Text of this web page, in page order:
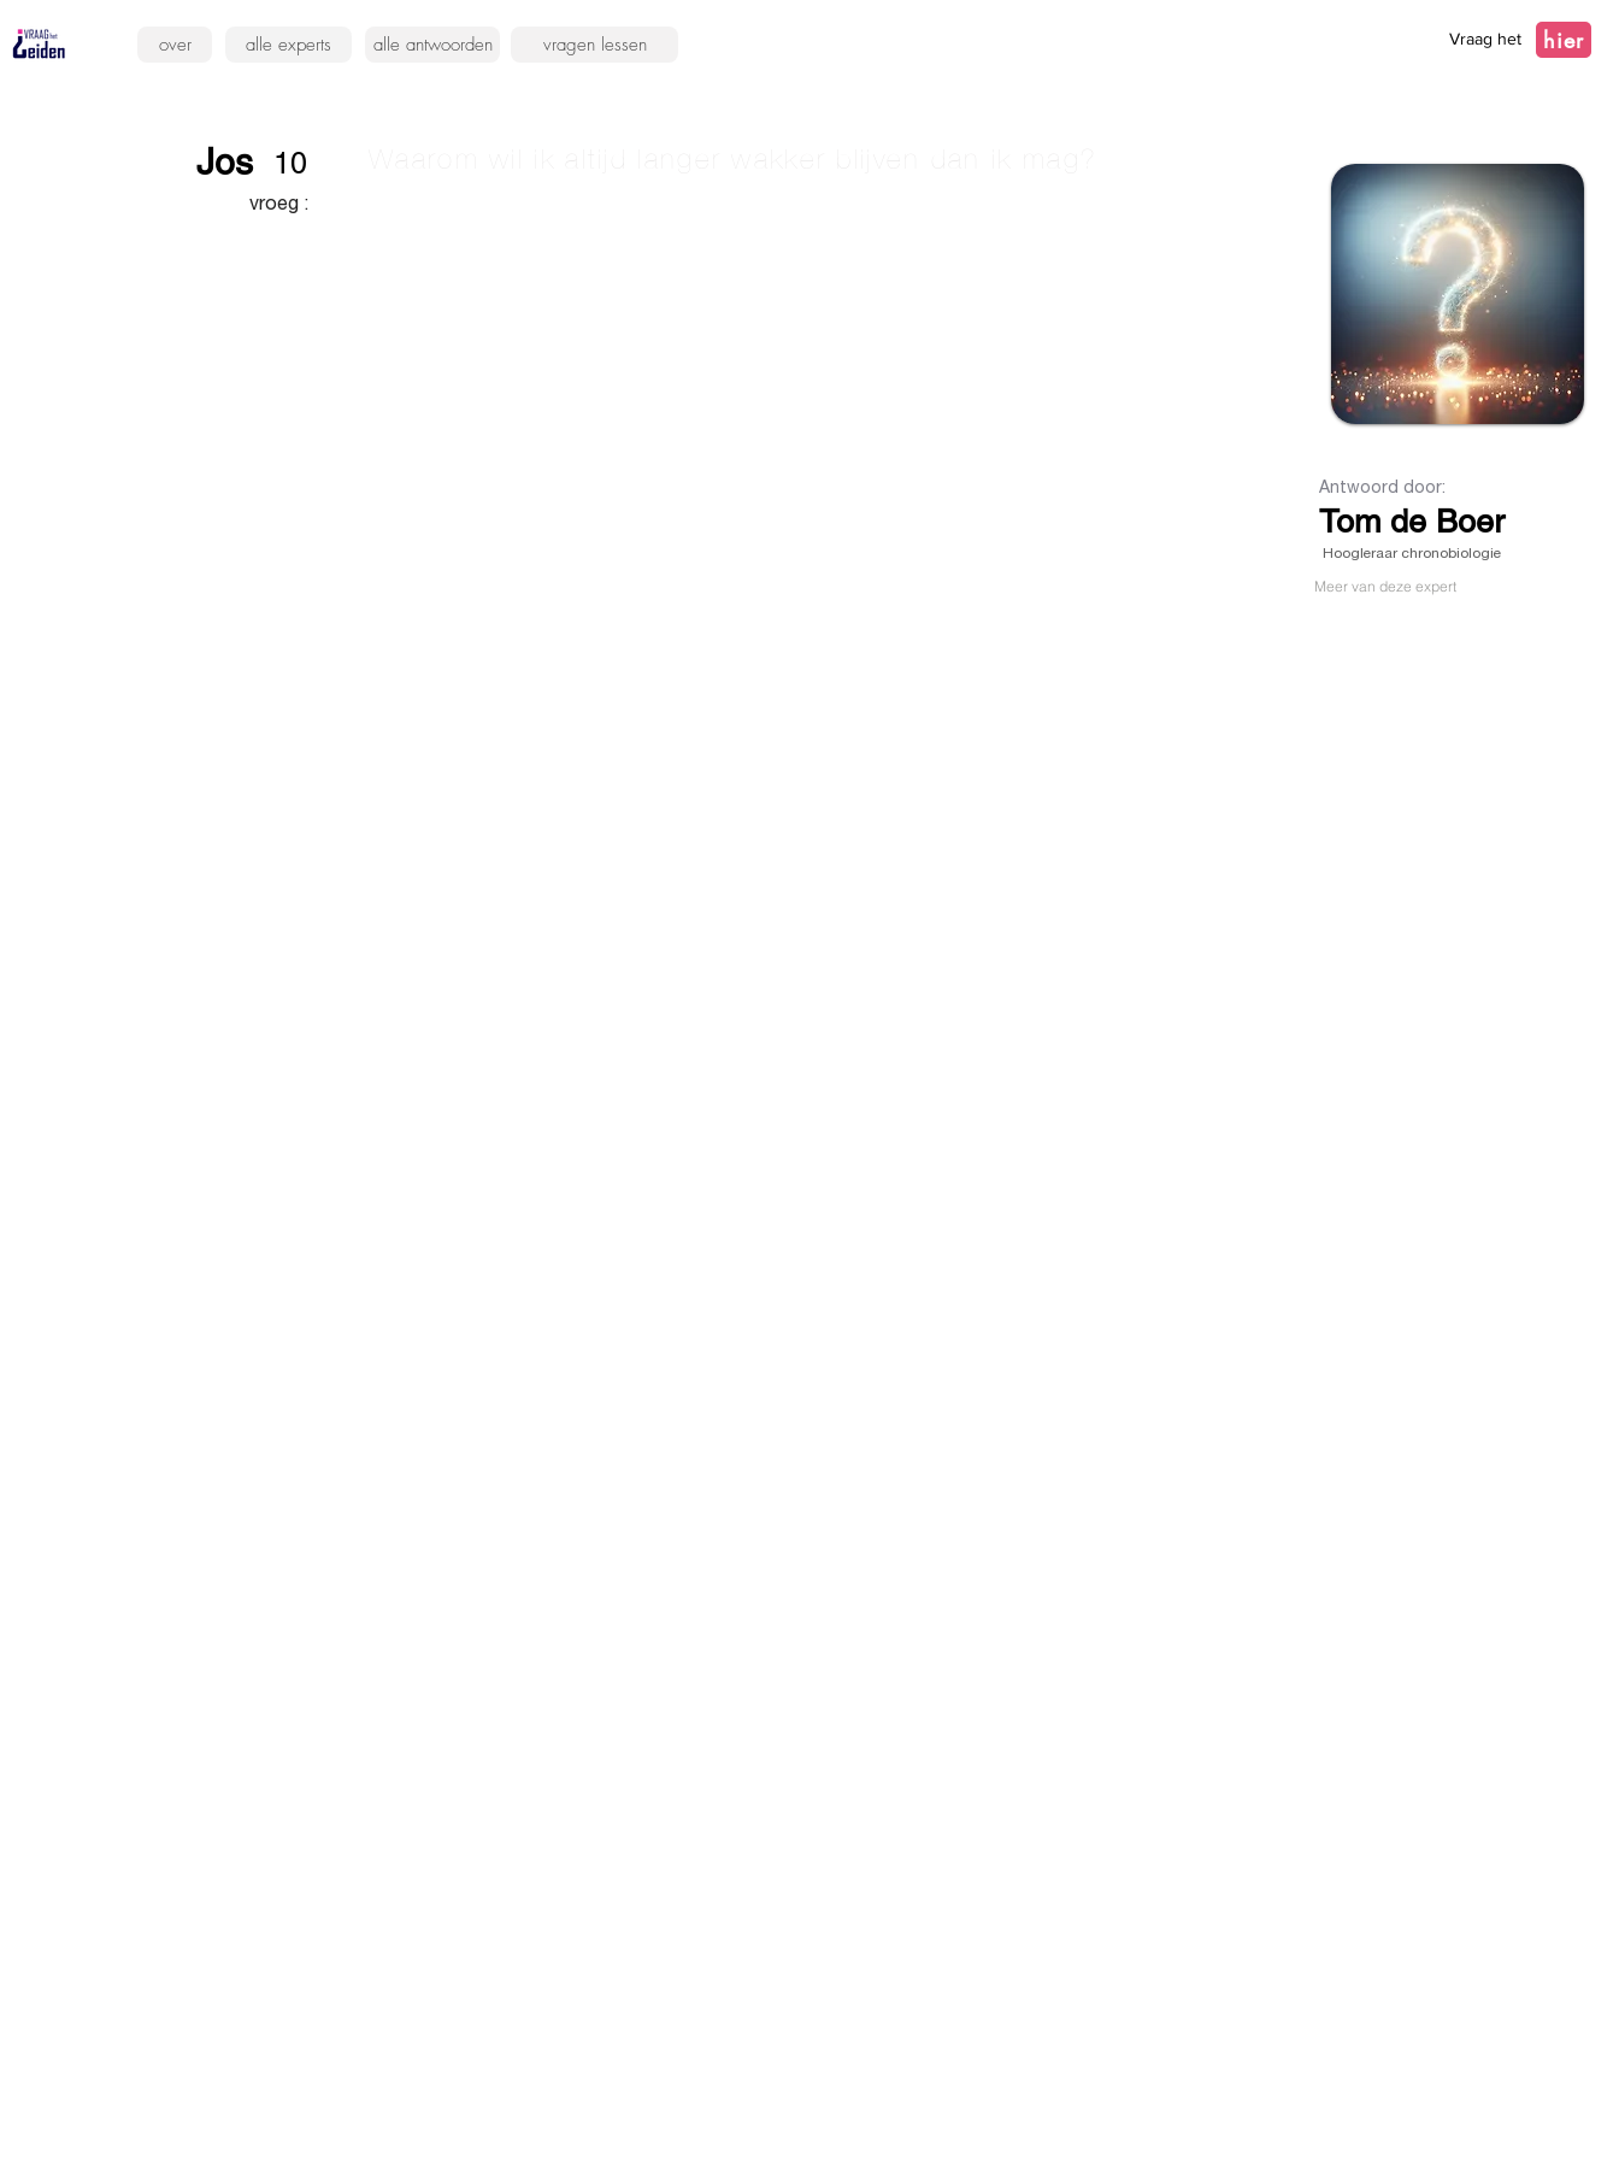
over alle experts alle antwoorden vragen lessen Vraag het hier
Jos 10
vroeg :
Tom de Boer
Antwoord door:
Hoogleraar chronobiologie
Meer van deze expert